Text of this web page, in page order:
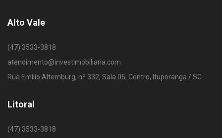
Alto Vale
(47) 3533-3818
atendimento@investimobiliaria.com
Rua Emílio Altemburg, nº 332, Sala 05, Centro, Ituporanga / SC
Litoral
(47) 3533-3818